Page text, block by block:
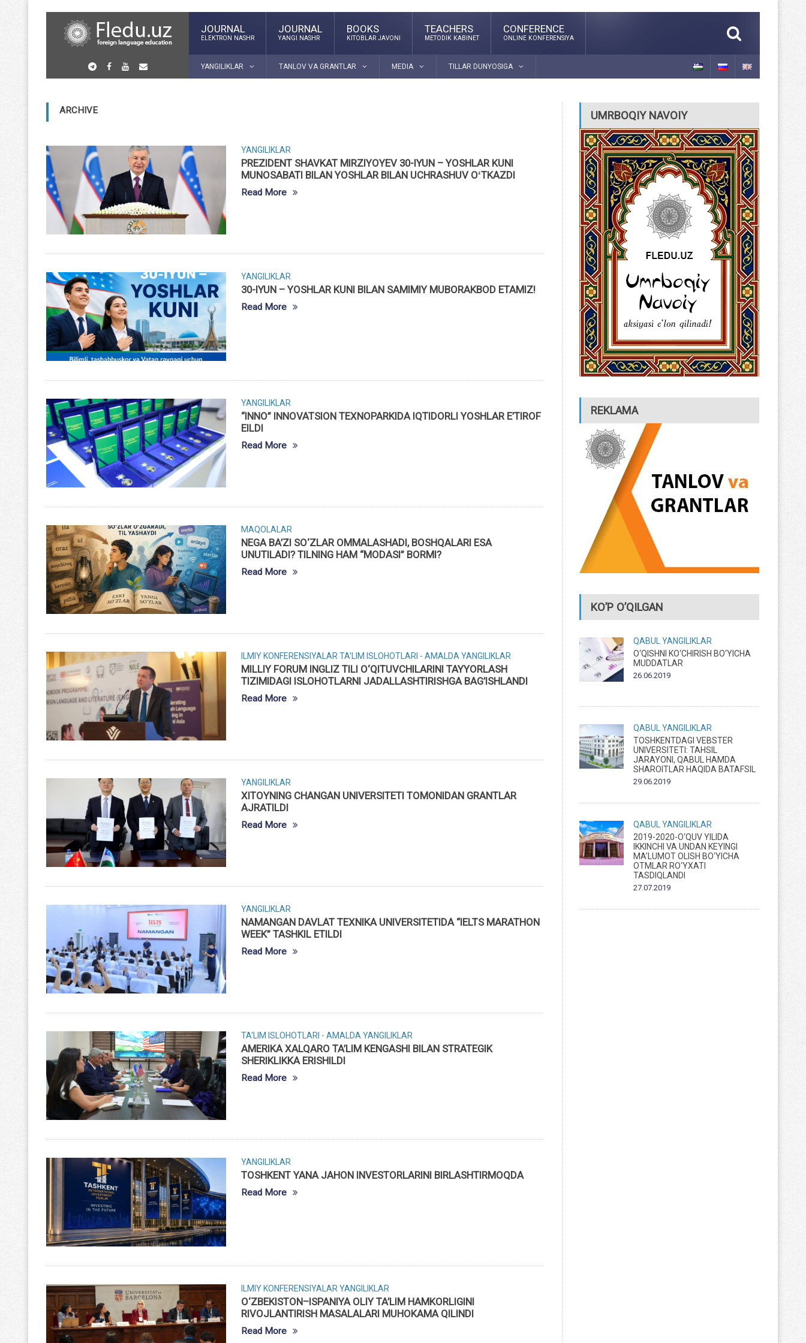
JOURNAL
ELEKTRON NASHR
JOURNAL
YANGI NASHR
BOOKS
KITOBLAR JAVONI
TEACHERS
METODIK KABINET
CONFERENCE
ONLINE KONFERENSIYA
YANGILIKLAR TANLOV VA GRANTLAR MEDIA TILLAR DUNYOSIGA
ARCHIVE
YANGILIKLAR
PREZIDENT SHAVKAT MIRZIYOYEV 30-IYUN – YOSHLAR KUNI
MUNOSABATI BILAN YOSHLAR BILAN UCHRASHUV OʻTKAZDI
Read More
YANGILIKLAR
30-IYUN – YOSHLAR KUNI BILAN SAMIMIY MUBORAKBOD ETAMIZ!
Read More
YANGILIKLAR
“INNO” INNOVATSION TEXNOPARKIDA IQTIDORLI YOSHLAR E’TIROF
EILDI
Read More
MAQOLALAR
NEGA BA’ZI SO‘ZLAR OMMALASHADI, BOSHQALARI ESA
UNUTILADI? TILNING HAM “MODASI” BORMI?
Read More
ILMIY KONFERENSIYALAR TA'LIM ISLOHOTLARI - AMALDA YANGILIKLAR
MILLIY FORUM INGLIZ TILI O‘QITUVCHILARINI TAYYORLASH
TIZIMIDAGI ISLOHOTLARNI JADALLASHTIRISHGA BAG’ISHLANDI
Read More
YANGILIKLAR
XITOYNING CHANGAN UNIVERSITETI TOMONIDAN GRANTLAR
AJRATILDI
Read More
YANGILIKLAR
NAMANGAN DAVLAT TEXNIKA UNIVERSITETIDA “IELTS MARATHON
WEEK” TASHKIL ETILDI
Read More
TA'LIM ISLOHOTLARI - AMALDA YANGILIKLAR
AMERIKA XALQARO TA’LIM KENGASHI BILAN STRATEGIK
SHERIKLIKKA ERISHILDI
Read More
YANGILIKLAR
TOSHKENT YANA JAHON INVESTORLARINI BIRLASHTIRMOQDA
Read More
ILMIY KONFERENSIYALAR YANGILIKLAR
O‘ZBEKISTON–ISPANIYA OLIY TA’LIM HAMKORLIGINI
RIVOJLANTIRISH MASALALARI MUHOKAMA QILINDI
Read More
UMRBOQIY NAVOIY
REKLAMA
KO’P O’QILGAN
QABUL
YANGILIKLAR
O‘QISHNI KO‘CHIRISH BO‘YICHA
MUDDATLAR
26.06.2019
QABUL
YANGILIKLAR
TOSHKENTDAGI VEBSTER
UNIVERSITETI: TAHSIL
JARAYONI, QABUL HAMDA
SHAROITLAR HAQIDA BATAFSIL
29.06.2019
QABUL
YANGILIKLAR
2019-2020-O‘QUV YILIDA
IKKINCHI VA UNDAN KEYINGI
MA’LUMOT OLISH BO‘YICHA
OTMLAR RO‘YXATI
TASDIQLANDI
27.07.2019